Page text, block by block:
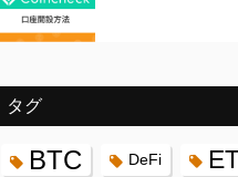
タグ
BTC DeFi